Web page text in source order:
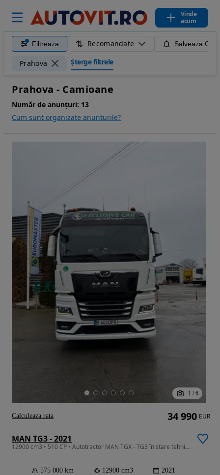
Vinde
acum
Filtreaza Recomandate Salveaza
Prahova Șterge filtrele
Prahova - Camioane
Număr de anunțuri: 13
Cum sunt organizate anunturile?
1 / 6
MAN TG3 - 2021
12900 cm3 • 510 CP • Autotractor MAN TGX - TG3 în stare tehnica excepțională !
575 000 km 12900 cm3 2021
34 990 EUR
Calculeaza rata